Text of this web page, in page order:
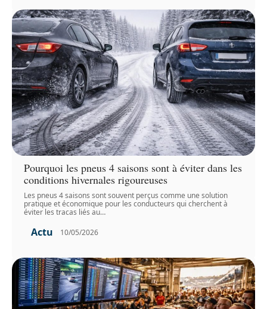
Pourquoi les pneus 4 saisons sont à éviter dans les
conditions hivernales rigoureuses
Les pneus 4 saisons sont souvent perçus comme une solution
pratique et économique pour les conducteurs qui cherchent à
éviter les tracas liés au…
Actu 10/05/2026